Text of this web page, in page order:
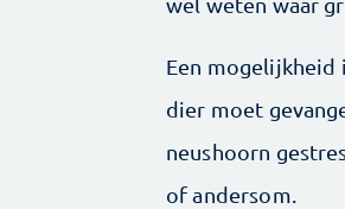
Een mogelijkheid
dier moet
neushoorn
of andersom.